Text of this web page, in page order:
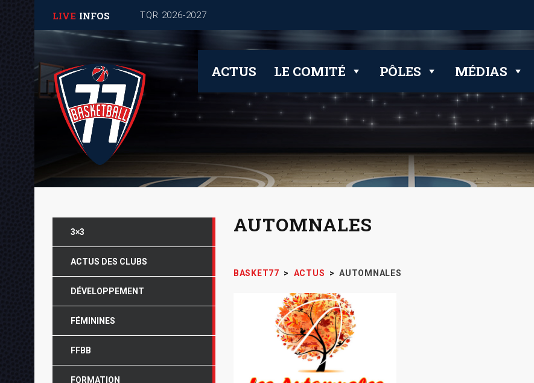
LIVE INFOS
ACTUS LE COMITÉ PÔLES MÉDIAS
AUTOMNALES
BASKET77 > ACTUS > AUTOMNALES
3×3
ACTUS DES CLUBS
DÉVELOPPEMENT
FÉMININES
FFBB
FORMATION